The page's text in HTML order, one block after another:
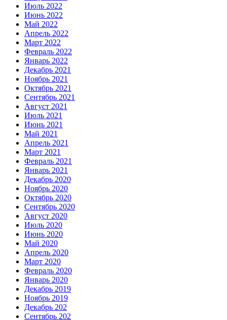
Июль 2022
Июнь 2022
Май 2022
Апрель 2022
Март 2022
Февраль 2022
Январь 2022
Декабрь 2021
Ноябрь 2021
Октябрь 2021
Сентябрь 2021
Август 2021
Июль 2021
Июнь 2021
Май 2021
Апрель 2021
Март 2021
Февраль 2021
Январь 2021
Декабрь 2020
Ноябрь 2020
Октябрь 2020
Сентябрь 2020
Август 2020
Июль 2020
Июнь 2020
Май 2020
Апрель 2020
Март 2020
Февраль 2020
Январь 2020
Декабрь 2019
Ноябрь 2019
Декабрь 202
Сентябрь 202